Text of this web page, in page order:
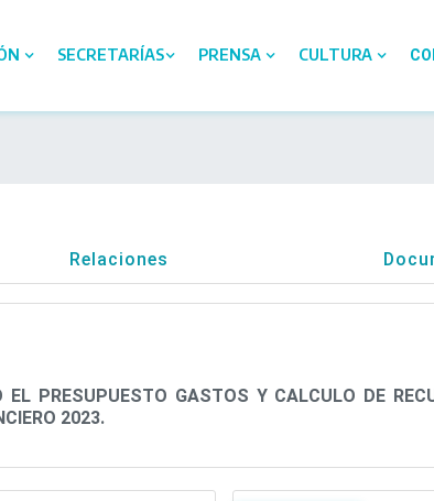
SECRETARÍAS PRENSA CULTURA
Relaciones
EL PRESUPUESTO GASTOS Y CALCULO DE
2023.